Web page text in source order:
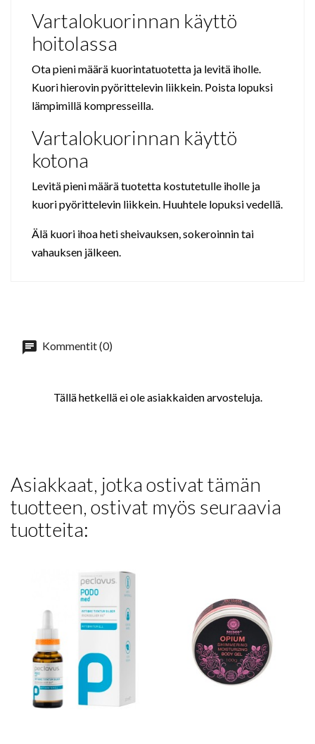
Vartalokuorinnan käyttö
hoitolassa
Ota pieni määrä kuorintatuotetta ja levitä iholle.
Kuori hierovin pyörittelevin liikkein. Poista lopuksi
lämpimillä kompresseilla.
Vartalokuorinnan käyttö
kotona
Levitä pieni määrä tuotetta kostutetulle iholle ja
kuori pyörittelevin liikkein. Huuhtele lopuksi vedellä.
Älä kuori ihoa heti sheivauksen, sokeroinnin tai
vahauksen jälkeen.
Kommentit (0)
Tällä hetkellä ei ole asiakkaiden arvosteluja.
Asiakkaat, jotka ostivat tämän
tuotteen, ostivat myös seuraavia
tuotteita: